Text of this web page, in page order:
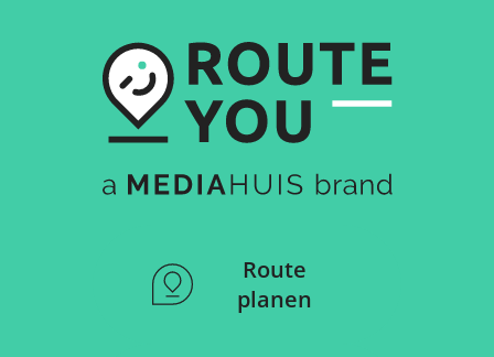
Route
planen